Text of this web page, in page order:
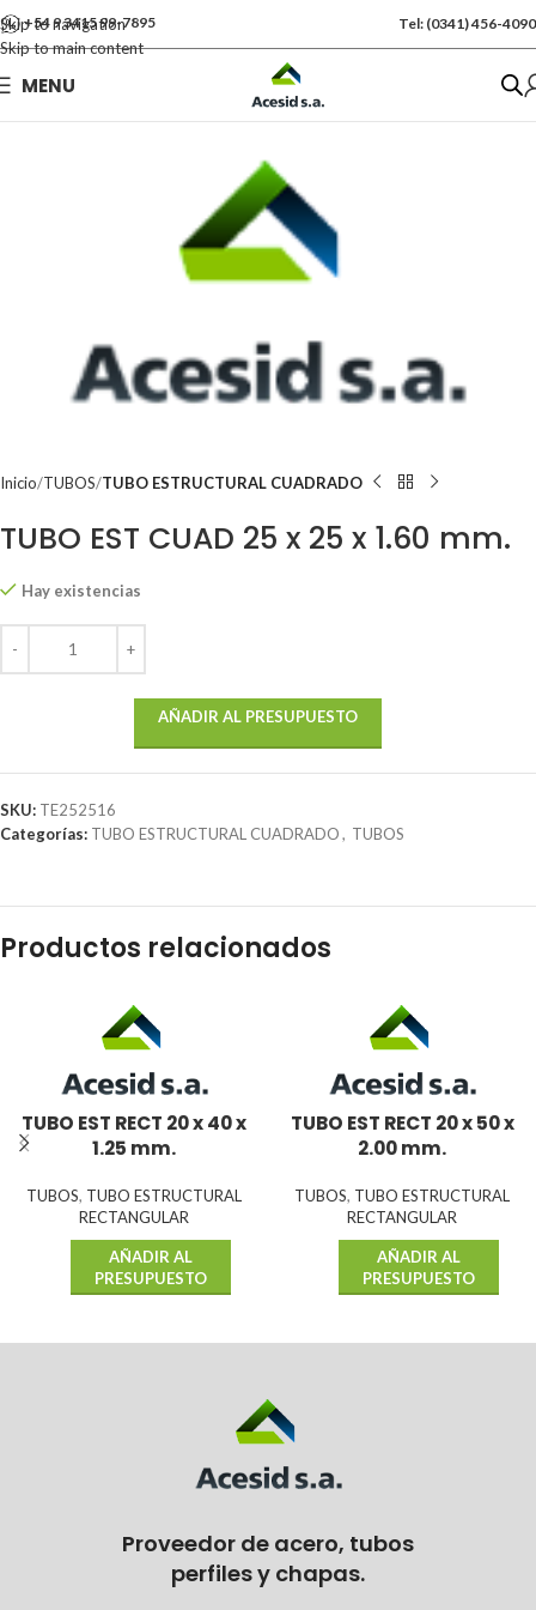
Skip to navigation
Skip to main content
+54 9 3415 99-7895 Tel: (0341) 456-4090
MENU
Inicio TUBOS TUBO ESTRUCTURAL CUADRADO
TUBO EST CUAD 25 x 25 x 1.60 mm.
Se vende por Und
Hay existencias
AÑADIR AL PRESUPUESTO
SKU: TE252516
Categorías: TUBO ESTRUCTURAL CUADRADO, TUBOS
Productos relacionados
TUBO EST RECT 20 x 40 x
1.25 mm.
TUBOS, TUBO ESTRUCTURAL
RECTANGULAR
AÑADIR AL
PRESUPUESTO
TUBO EST RECT 20 x 50 x
2.00 mm.
TUBOS, TUBO ESTRUCTURAL
RECTANGULAR
AÑADIR AL
PRESUPUESTO
Proveedor de acero, tubos
perfiles y chapas.